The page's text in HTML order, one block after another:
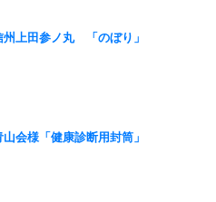
州上田参ノ丸 「のぼり」
会様「健康診断用封筒」